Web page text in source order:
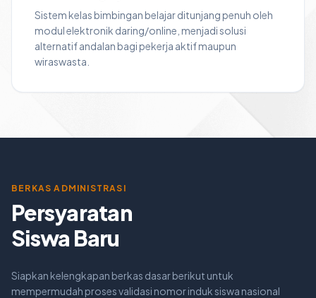
Sistem kelas bimbingan belajar ditunjang penuh oleh
modul elektronik daring/online, menjadi solusi
alternatif andalan bagi pekerja aktif maupun
wiraswasta.
BERKAS ADMINISTRASI
Persyaratan
Siswa Baru
Siapkan kelengkapan berkas dasar berikut untuk
mempermudah proses validasi nomor induk siswa nasional